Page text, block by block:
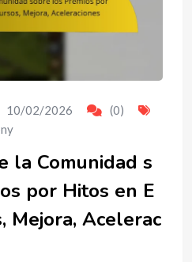
10/02/2026
(0)
la Comunidad s
por Hitos en E
Mejora, Acelerac